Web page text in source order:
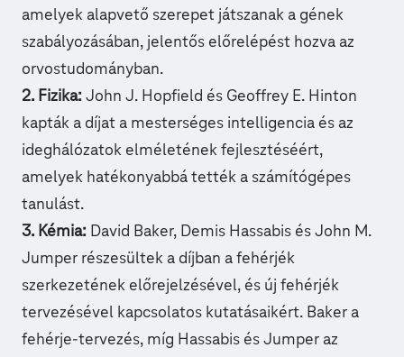
amelyek alapvető szerepet játszanak a gének
szabályozásában, jelentős előrelépést hozva az
orvostudományban.
2. Fizika: John J. Hopfield és Geoffrey E. Hinton
kapták a díjat a mesterséges intelligencia és az
ideghálózatok elméletének fejlesztéséért,
amelyek hatékonyabbá tették a számítógépes
tanulást.
3. Kémia: David Baker, Demis Hassabis és John M.
Jumper részesültek a díjban a fehérjék
szerkezetének előrejelzésével, és új fehérjék
tervezésével kapcsolatos kutatásaikért. Baker a
fehérje-tervezés, míg Hassabis és Jumper az